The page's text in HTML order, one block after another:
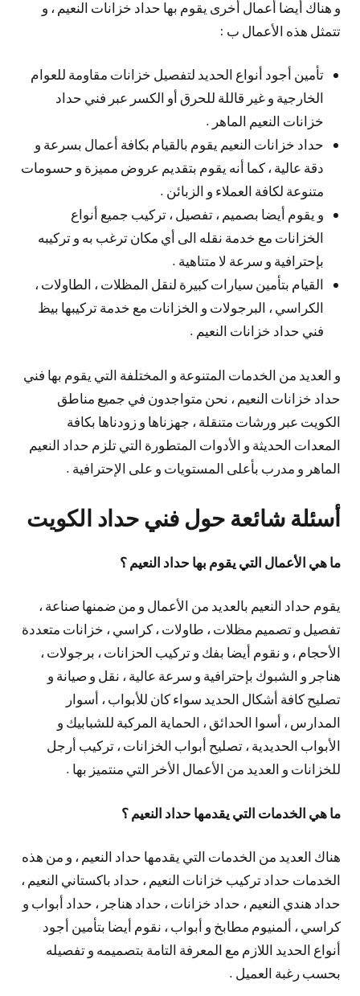
و هناك أيضا أعمال أخرى يقوم بها حداد خزانات النعيم ، و
تتمثل هذه الأعمال ب :
تأمين أجود أنواع الحديد لتفصيل خزانات مقاومة للعوام
الخارجية و غير قاللة للحرق أو الكسر عبر فني حداد
خزانات النعيم الماهر .
حداد خزانات النعيم يقوم بالقيام بكافة أعمال بسرعة و
دقة عالية ، كما أنه يقوم بتقديم عروض مميزة و حسومات
متنوعة لكافة العملاء و الزبائن .
و يقوم أيضا بصميم ، تفصيل ، تركيب جميع أنواع
الخزانات مع خدمة نقله الى أي مكان ترغب به و تركيبه
بإحترافية و سرعة لا متناهية .
القيام بتأمين سيارات كبيرة لنقل المظلات ، الطاولات ،
الكراسي ، البرجولات و الخزانات مع خدمة تركيبها بيظ
فني حداد خزانات النعيم .
و العديد من الخدمات المتنوعة و المختلفة التي يقوم بها فني
حداد خزانات النعيم ، نحن متواجدون في جميع مناطق
الكويت عبر ورشات متنقلة ، جهزناها و زودناها بكافة
المعدات الحديثة و الأدوات المتطورة التي تلزم حداد النعيم
الماهر و مدرب بأعلى المستويات و على الإحترافية .
أسئلة شائعة حول فني حداد الكويت
ما هي الأعمال التي يقوم بها حداد النعيم ؟
يقوم حداد النعيم بالعديد من الأعمال و من ضمنها صناعة ،
تفصيل و تصميم مظلات ، طاولات ، كراسي ، خزانات متعددة
الأحجام ، و نقوم أيضا بفك و تركيب الحزانات ، برجولات ،
هناجر و الشبوك بإحترافية و سرعة عالية ، نقل و صيانة و
تصليح كافة أشكال الحديد سواء كان للأبواب ، أسوار
المدارس ، أسوا الحدائق ، الحماية المركبة للشبابيك و
الأبواب الحديدية ، تصليح أبواب الخزانات ، تركيب أرجل
للخزانات و العديد من الأعمال الأخر التي منتميز بها .
ما هي الخدمات التي يقدمها حداد النعيم ؟
هناك العديد من الخدمات التي يقدمها حداد النعيم ، و من هذه
الخدمات حداد تركيب خزانات النعيم ، حداد باكستاني النعيم ،
حداد هندي النعيم ، حداد خزانات ، حداد هناجر ، حداد أبواب و
كراسي ، ألمنيوم مطابخ و أبواب ، نقوم أيضا بتأمين أجود
أنواع الحديد اللازم مع المعرفة التامة بتصميمه و تفصيله
بحسب رغبة العميل .